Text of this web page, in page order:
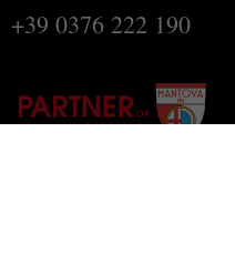
+39 0376 222 190